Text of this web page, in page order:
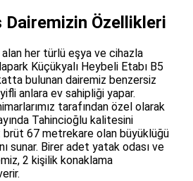
Dairemizin Özellikleri
her türlü eşya ve cihazla
Küçükyalı Heybeli Etabı B5
bulunan dairemiz benzersiz
anlara ev sahipliği yapar.
tarafından özel olarak
Tahincioğlu kalitesini
brüt 67 metrekare olan büyüklüğü
sunar. Birer adet yatak odası ve
2 kişilik konaklama